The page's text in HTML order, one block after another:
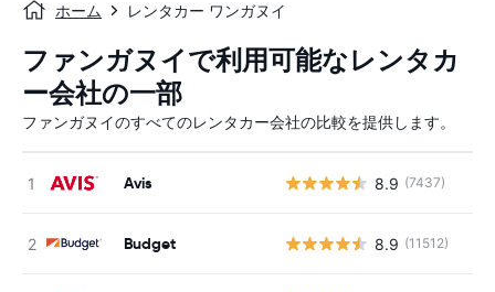
ホーム レンタカー ワンガヌイ
ファンガヌイで利用可能なレンタカ
ー会社の一部
ファンガヌイのすべてのレンタカー会社の比較を提供します。
Avis 8.9 (7437)
Budget 8.9 (11512)